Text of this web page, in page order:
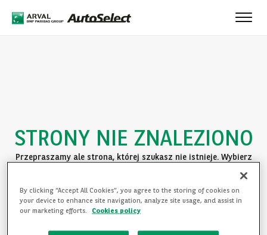
Toggle
STRONY NIE ZNALEZIONO
Przepraszamy ale strona, której szukasz nie istnieje. Wybierz
POWRÓT DO STRONY GŁÓWNEJ
ZAPOZNAJ SIĘ Z OFERTĄ
By clicking “Accept All Cookies”, you agree to the storing of cookies on
your device to enhance site navigation, analyze site usage, and assist in
our marketing efforts.
Cookies policy